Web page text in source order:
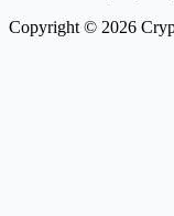
Copyright © 2026